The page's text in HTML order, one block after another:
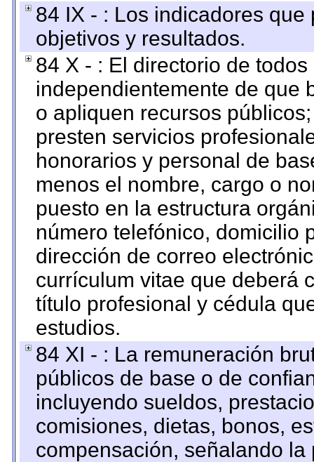
84 IX - : Los indicadores
objetivos y resultados.
84 X - : El directorio de
independientemente de que
o apliquen recursos
presten servicios
honorarios y personal de
menos el nombre, cargo o
puesto en la estructura
número telefónico, domicilio
dirección de correo
currículum vitae que deberá
título profesional y cédula
estudios.
84 XI - : La remuneración
públicos de base o de
incluyendo sueldos,
comisiones, dietas, bonos,
compensación, señalando